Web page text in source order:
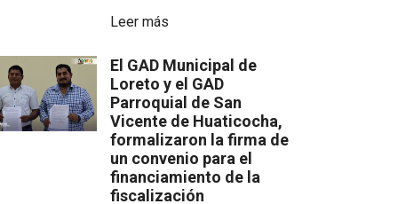
Leer más
El GAD Municipal de
Loreto y el GAD
Parroquial de San
Vicente de Huaticocha,
formalizaron la firma de
un convenio para el
financiamiento de la
fiscalización